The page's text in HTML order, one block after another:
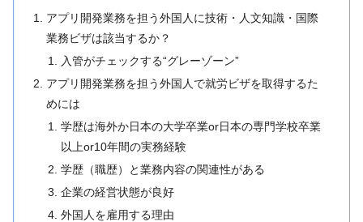
アプリ開発業務を担う外国人に技術・人文知識・国際
業務ビザは該当するか？
入管がチェックする“グレーゾーン”
アプリ開発業務を担う外国人で就労ビザを取得するた
めには
学歴は海外か日本の大学卒業or日本の専門学校卒業
以上or10年間の実務経験
学歴（職歴）と業務内容の関連性がある
企業の経営状態が良好
外国人を雇用する理由